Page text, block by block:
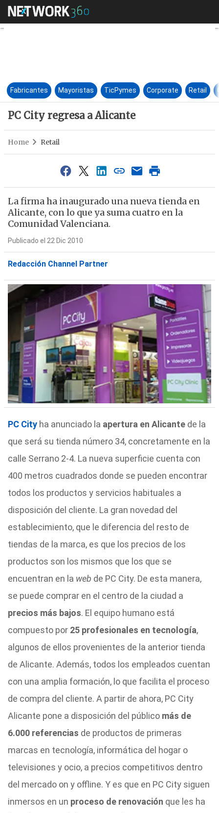
PC City regresa a Alicante
Fabricantes Mayoristas TicPymes Corporate Retail
PC City regresa a Alicante
Home Retail
La firma ha inaugurado una nueva tienda en
Alicante, con lo que ya suma cuatro en la
Comunidad Valenciana.
Publicado el 22 Dic 2010
Redacción Channel Partner
PC Cityha anunciado la apertura en Alicantede la
que será su tienda número 34, concretamente en la
calle Serrano 2-4. La nueva superficie cuenta con
400 metros cuadrados donde se pueden encontrar
todos los productos y servicios habituales a
disposición del cliente. La gran novedad del
establecimiento, que le diferencia del resto de
tiendas de la marca, es que los precios de los
productos son los mismos que los que se
encuentran en la web de PC City. De esta manera,
se puede comprar en el centro de la ciudad a
precios más bajos. El equipo humano está
compuesto por 25 profesionales en tecnología,
algunos de ellos provenientes de la anterior tienda
de Alicante. Además, todos los empleados cuentan
con una amplia formación, lo que facilita el proceso
de compra del cliente. A partir de ahora, PC City
Alicante pone a disposición del público más de
6.000 referencias de productos de primeras
marcas en tecnología, informática del hogar o
televisiones y ocio, a precios competitivos dentro
del mercado on y offline. Y es que en PC City siguen
inmersos en un proceso de renovación que les ha